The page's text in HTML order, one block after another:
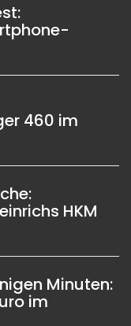
460 im
HKM
Minuten:
im